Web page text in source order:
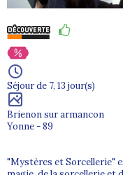
Séjour de 7, 13 jour(s)
Brienon sur armancon
Yonne - 89
"Mystères et Sorcellerie"